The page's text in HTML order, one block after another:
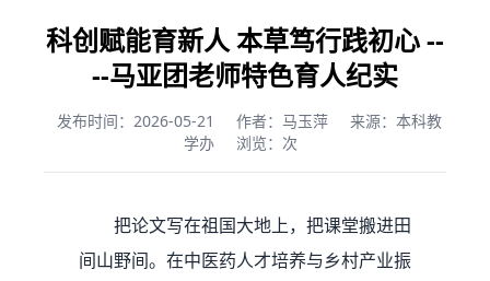
科创赋能育新人 本草笃行践初心 --
--马亚团老师特色育人纪实
发布时间：2026-05-21 作者：马玉萍
来源：本科教
学办
浏览： 次
把论文写在祖国大地上，把课堂搬进田
间山野间。在中医药人才培养与乡村产业振